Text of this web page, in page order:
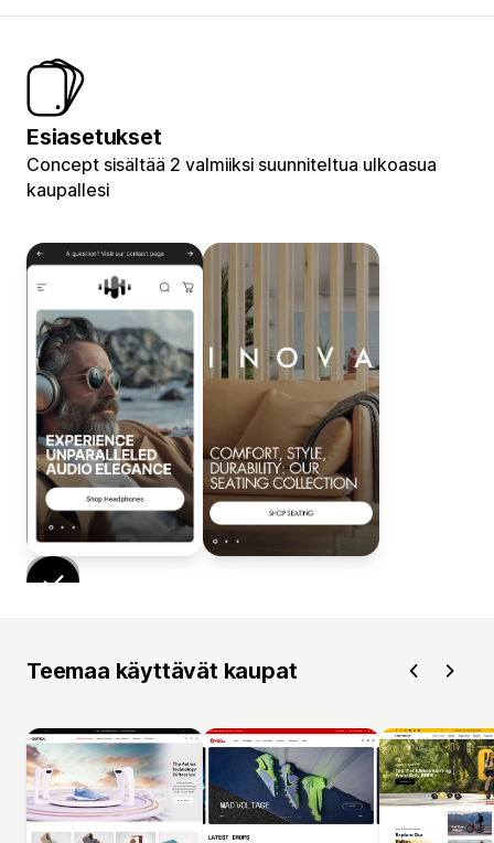
Esiasetukset
Concept sisältää 2 valmiiksi suunniteltua ulkoasua
kaupallesi
Teemaa käyttävät kaupat